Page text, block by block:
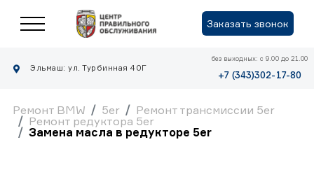
Заказать звонок
Эльмаш: ул. Турбинная 40Г
без выходных: с 9.00 до 21.00
+7 (343)302-17-80
Ремонт BMW 5er
Ремонт трансмиссии 5er
Ремонт редуктора 5er
Замена масла в редукторе 5er